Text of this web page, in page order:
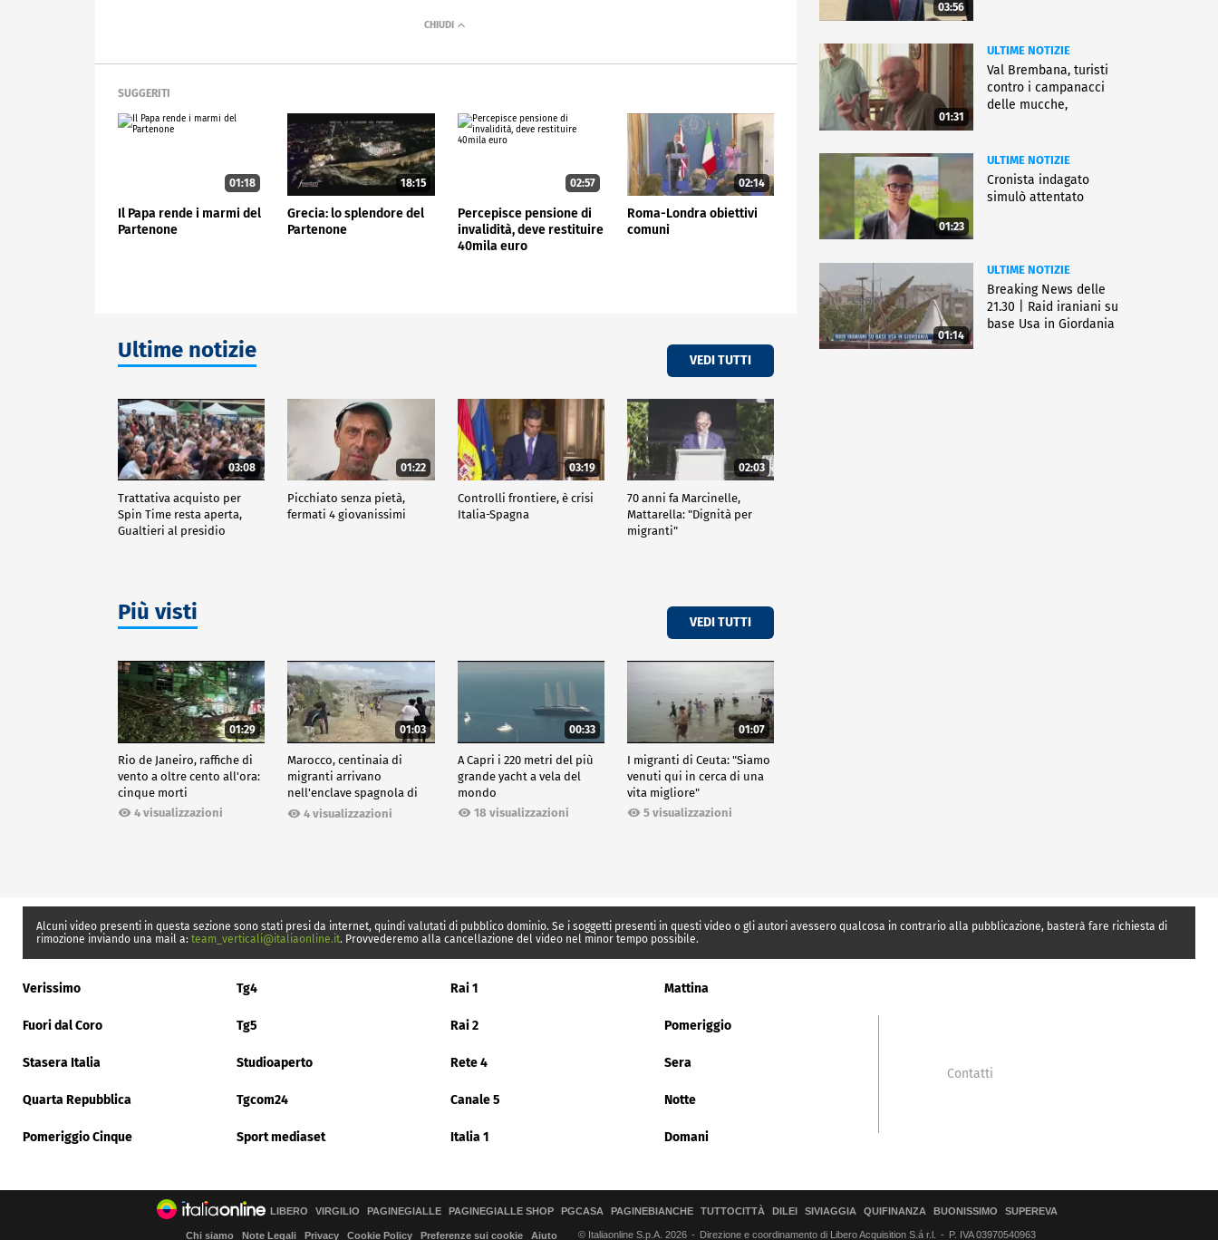
SUGGERITI
01:18
Il Papa rende i marmi del
Partenone
18:15
Grecia: lo splendore del
Partenone
02:57
Percepisce pensione di
invalidità, deve restituire
40mila euro
02:14
Roma-Londra obiettivi
comuni
Ultime notizie VEDI TUTTI
03:08
Trattativa acquisto per
Spin Time resta aperta,
Gualtieri al presidio
01:22
Picchiato senza pietà,
fermati 4 giovanissimi
03:19
Controlli frontiere, è crisi
Italia-Spagna
02:03
70 anni fa Marcinelle,
Mattarella: "Dignità per
migranti"
Più visti VEDI TUTTI
01:29
Rio de Janeiro, raffiche di
vento a oltre cento all'ora:
cinque morti
4 visualizzazioni
01:03
Marocco, centinaia di
migranti arrivano
nell'enclave spagnola di
Ceuta4 visualizzazioni
00:33
A Capri i 220 metri del più
grande yacht a vela del
mondo
18 visualizzazioni
01:07
I migranti di Ceuta: "Siamo
venuti qui in cerca di una
vita migliore"
5 visualizzazioni
03:56
01:31
ULTIME NOTIZIE
Val Brembana, turisti
contro i campanacci
delle mucche,
01:23
ULTIME NOTIZIE
Cronista indagato
simulò attentato
01:14
ULTIME NOTIZIE
Breaking News delle
21.30 | Raid iraniani su
base Usa in Giordania
Alcuni video presenti in questa sezione sono stati presi da internet, quindi valutati di pubblico dominio. Se i soggetti presenti in questi video o gli autori avessero qualcosa in contrario alla pubblicazione, basterà fare richiesta di
rimozione inviando una mail a: team_verticali@italiaonline.it. Provvederemo alla cancellazione del video nel minor tempo possibile.
Verissimo Tg4 Rai 1 Mattina
Fuori dal Coro Tg5 Rai 2 Pomeriggio
Stasera Italia Studioaperto Rete 4 Sera
Quarta Repubblica Tgcom24 Canale 5 Notte
Pomeriggio Cinque Sport mediaset Italia 1 Domani
Contatti
LIBERO VIRGILIO PAGINEGIALLE PAGINEGIALLE SHOP PGCASA PAGINEBIANCHE TUTTOCITTÀ DILEI SIVIAGGIA QUIFINANZA BUONISSIMO SUPEREVA
Chi siamo Note Legali Privacy Cookie Policy Preferenze sui cookie Aiuto © Italiaonline S.p.A. 2026 Direzione e coordinamento di Libero Acquisition S.á r.l. P. IVA 03970540963